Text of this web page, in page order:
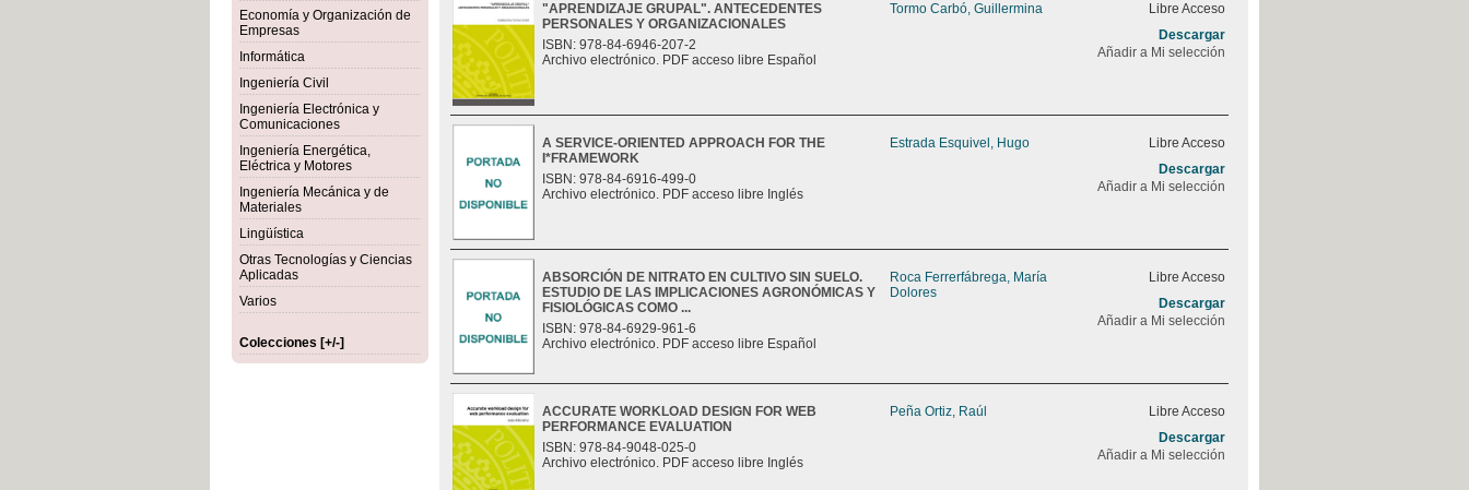
Economía y Organización de
Empresas
Informática
Ingeniería Civil
Ingeniería Electrónica y
Comunicaciones
Ingeniería Energética,
Eléctrica y Motores
Ingeniería Mecánica y de
Materiales
Lingüística
Otras Tecnologías y Ciencias
Aplicadas
Varios
Colecciones [+/-]
"APRENDIZAJE GRUPAL". ANTECEDENTES
PERSONALES Y ORGANIZACIONALES
ISBN: 978-84-6946-207-2
Archivo electrónico. PDF acceso libre Español
Tormo Carbó, Guillermina
Libre Acceso
Descargar
Añadir a Mi selección
A SERVICE-ORIENTED APPROACH FOR THE
I*FRAMEWORK
ISBN: 978-84-6916-499-0
Archivo electrónico. PDF acceso libre Inglés
Estrada Esquivel, Hugo
Libre Acceso
Descargar
Añadir a Mi selección
ABSORCIÓN DE NITRATO EN CULTIVO SIN SUELO.
ESTUDIO DE LAS IMPLICACIONES AGRONÓMICAS Y
FISIOLÓGICAS COMO ...
ISBN: 978-84-6929-961-6
Archivo electrónico. PDF acceso libre Español
Roca Ferrerfábrega, María
Dolores
Libre Acceso
Descargar
Añadir a Mi selección
ACCURATE WORKLOAD DESIGN FOR WEB
PERFORMANCE EVALUATION
ISBN: 978-84-9048-025-0
Archivo electrónico. PDF acceso libre Inglés
Peña Ortiz, Raúl
Libre Acceso
Descargar
Añadir a Mi selección